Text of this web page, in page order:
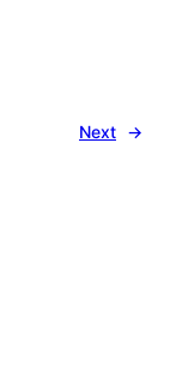
alas kaki
Next →